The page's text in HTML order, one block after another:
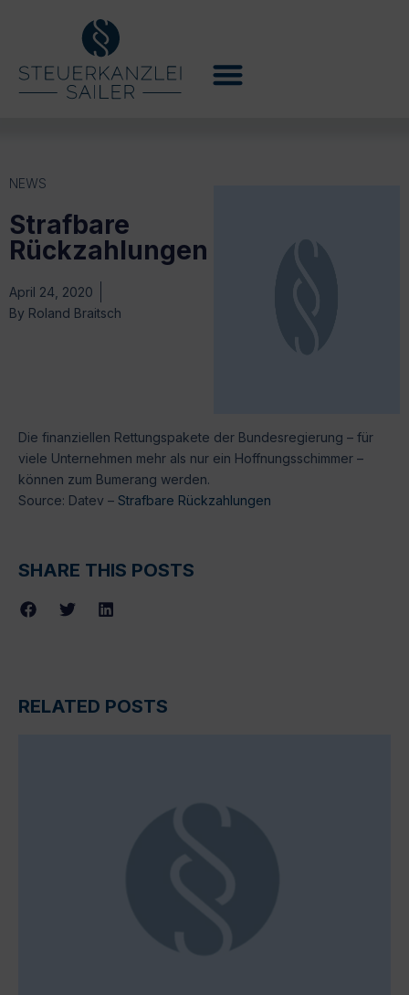
NEWS
Strafbare
Rückzahlungen
April 24, 2020
By Roland Braitsch
Die finanziellen Rettungspakete der Bundesregierung – für
viele Unternehmen mehr als nur ein Hoffnungsschimmer –
können zum Bumerang werden.
Source: Datev – Strafbare Rückzahlungen
SHARE THIS POSTS
RELATED POSTS